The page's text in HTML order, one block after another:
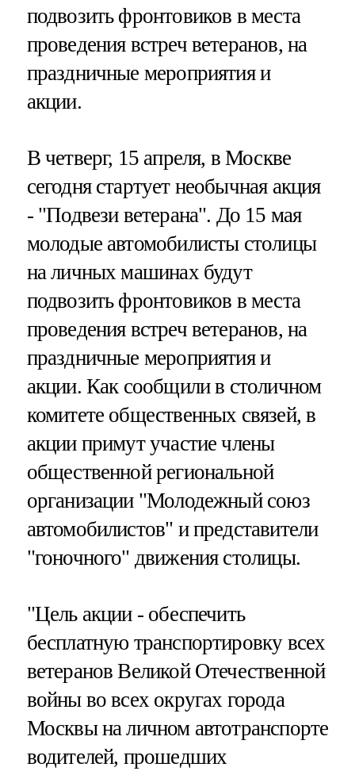
подвозить фронтовиков в места
проведения встреч ветеранов, на
праздничные мероприятия и
акции.
В четверг, 15 апреля, в Москве
сегодня стартует необычная акция
- "Подвези ветерана". До 15 мая
молодые автомобилисты столицы
на личных машинах будут
подвозить фронтовиков в места
проведения встреч ветеранов, на
праздничные мероприятия и
акции. Как сообщили в столичном
комитете общественных связей, в
акции примут участие члены
общественной региональной
организации "Молодежный союз
автомобилистов" и представители
"гоночного" движения столицы.
"Цель акции - обеспечить
бесплатную транспортировку всех
ветеранов Великой Отечественной
войны во всех округах города
Москвы на личном автотранспорте
водителей, прошедших